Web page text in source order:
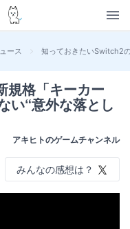
ース > 知っておきたいSwitch2
規格「キーカー
い“意外な落とし
アキヒトのゲームチャンネル
みんなの感想は？